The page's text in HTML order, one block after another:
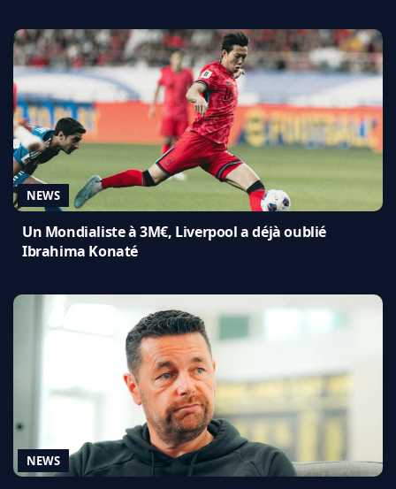
NEWS
Un Mondialiste à 3M€, Liverpool a déjà oublié
Ibrahima Konaté
NEWS